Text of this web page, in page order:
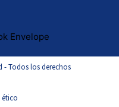
Envelope
- Todos los derechos